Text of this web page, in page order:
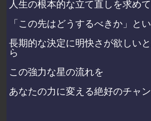
人生の根本的な立て直しを求めて
「この先はどうするべきか」とい
長期的な決定に明快さが欲しい
ら
この強力な星の流れを
あなたの力に変える絶好のチャン